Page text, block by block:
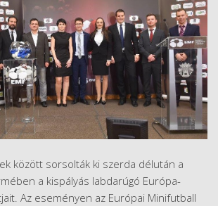
között sorsolták ki szerda délután a
a kispályás labdarúgó Európa-
Az eseményen az Európai Minifutball